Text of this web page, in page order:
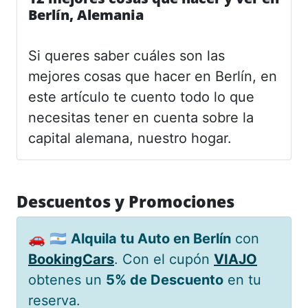
Berlín, Alemania
Si queres saber cuáles son las
mejores cosas que hacer en Berlín, en
este artículo te cuento todo lo que
necesitas tener en cuenta sobre la
capital alemana, nuestro hogar.
Descuentos y Promociones
🚗 🇦🇷 Alquila tu Auto en Berlín con
BookingCars. Con el cupón VIAJO
obtenes un 5% de Descuento en tu
reserva.